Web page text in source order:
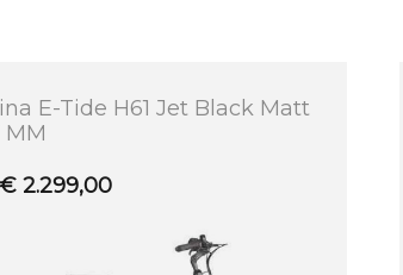
E-Tide H61 Jet Black Matt
MM
€ 2.299,00